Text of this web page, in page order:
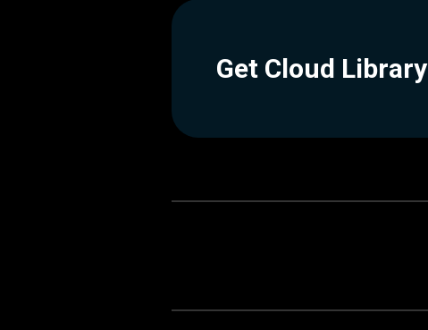
Get Cloud Library